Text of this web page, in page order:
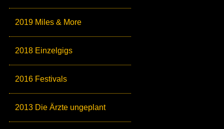
2019 Miles & More
2018 Einzelgigs
2016 Festivals
2013 Die Ärzte ungeplant